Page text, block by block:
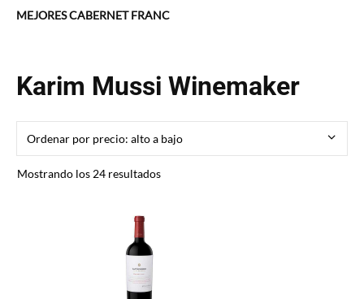
MEJORES CABERNET FRANC
Karim Mussi Winemaker
Mostrando los 24 resultadosOrdenado